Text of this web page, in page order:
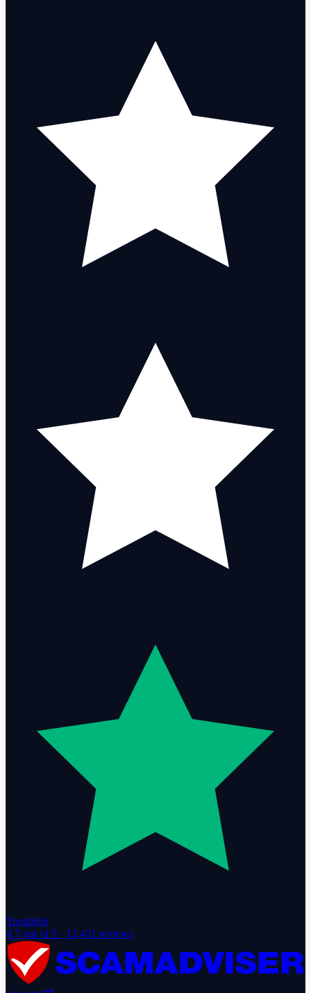
Trustpilot
4.7 out of 5 · 12,431 reviews